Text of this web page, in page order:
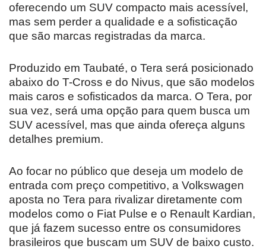
oferecendo um SUV compacto mais acessível,
mas sem perder a qualidade e a sofisticação
que são marcas registradas da marca.
Produzido em Taubaté, o Tera será posicionado
abaixo do T-Cross e do Nivus, que são modelos
mais caros e sofisticados da marca. O Tera, por
sua vez, será uma opção para quem busca um
SUV acessível, mas que ainda ofereça alguns
detalhes premium.
Ao focar no público que deseja um modelo de
entrada com preço competitivo, a Volkswagen
aposta no Tera para rivalizar diretamente com
modelos como o Fiat Pulse e o Renault Kardian,
que já fazem sucesso entre os consumidores
brasileiros que buscam um SUV de baixo custo.